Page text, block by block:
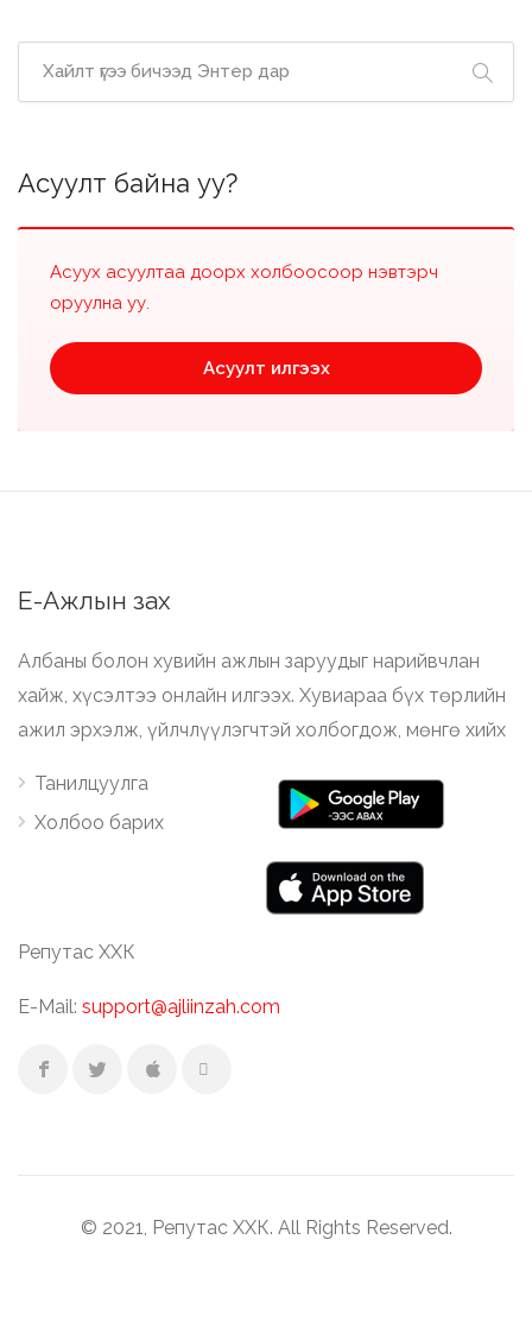
Асуулт байна уу?
Асуух асуултаа доорх холбоосоор нэвтэрч
оруулна уу.
Асуулт илгээх
Е-Ажлын зах
Албаны болон хувийн ажлын заруудыг нарийвчлан
хайж, хүсэлтээ онлайн илгээх. Хувиараа бүх төрлийн
ажил эрхэлж, үйлчлүүлэгчтэй холбогдож, мөнгө хийх
Танилцуулга
Холбоо барих
Репутас ХХК
E-Mail: support@ajliinzah.com
© 2021, Репутас ХХК. All Rights Reserved.